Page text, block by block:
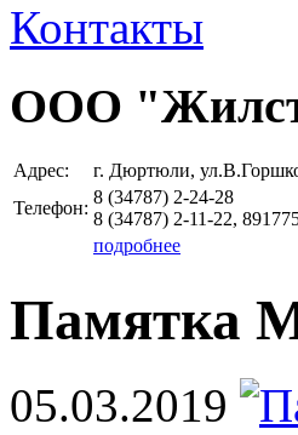
Контакты
ООО
Адрес:
г. Дюртюли,
Телефон:
8 (34787) 2-24-28
8 (34787) 2-11-22,
подробнее
Памятка
05.03.2019